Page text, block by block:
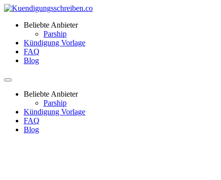
Beliebte Anbieter
Parship
Kündigung Vorlage
FAQ
Blog
Beliebte Anbieter
Parship
Kündigung Vorlage
FAQ
Blog